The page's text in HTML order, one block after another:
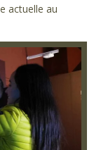
actuelle au